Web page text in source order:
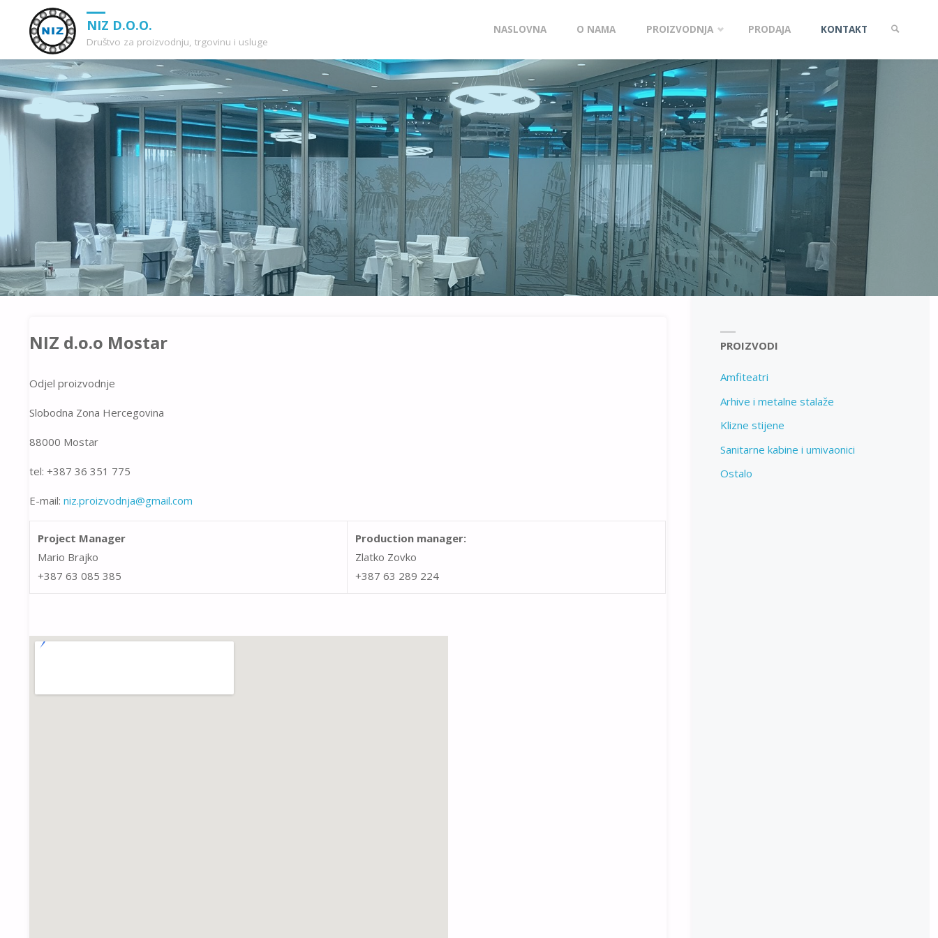
NIZ D.O.O.
Društvo za proizvodnju, trgovinu i usluge
content
NASLOVNA O NAMA PROIZVODNJA PRODAJA KONTAKT
NIZ d.o.o Mostar
Odjel proizvodnje
Slobodna Zona Hercegovina
88000 Mostar
tel: +387 36 351 775
E-mail: niz.proizvodnja@gmail.com
Project Manager
Mario Brajko
+387 63 085 385
Production manager:
Zlatko Zovko
+387 63 289 224
PROIZVODI
Amfiteatri
Arhive i metalne stalaže
Klizne stijene
Sanitarne kabine i umivaonici
Ostalo